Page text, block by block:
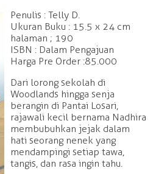
Penulis : Telly D.
Ukuran Buku : 15.5 x 24 cm
halaman ; 190
ISBN : Dalam Pengajuan
Harga Pre Order :85.000
Dari lorong sekolah di
Woodlands hingga senja
berangin di Pantai Losari,
rajawali kecil bernama Nadhira
membubuhkan jejak dalam
hati seorang nenek yang
mendampingi setiap tawa,
tangis, dan rasa ingin tahu.